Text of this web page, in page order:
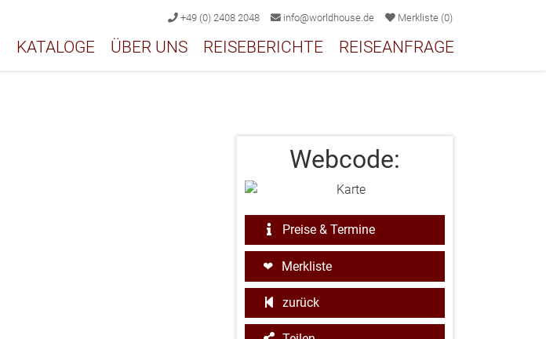
+49 (0) 2408 2048 info@worldhouse.de Merkliste (0)
KATALOGE ÜBER UNS REISEBERICHTE REISEANFRAGE
Webcode:
Preise & Termine
Merkliste
zurück